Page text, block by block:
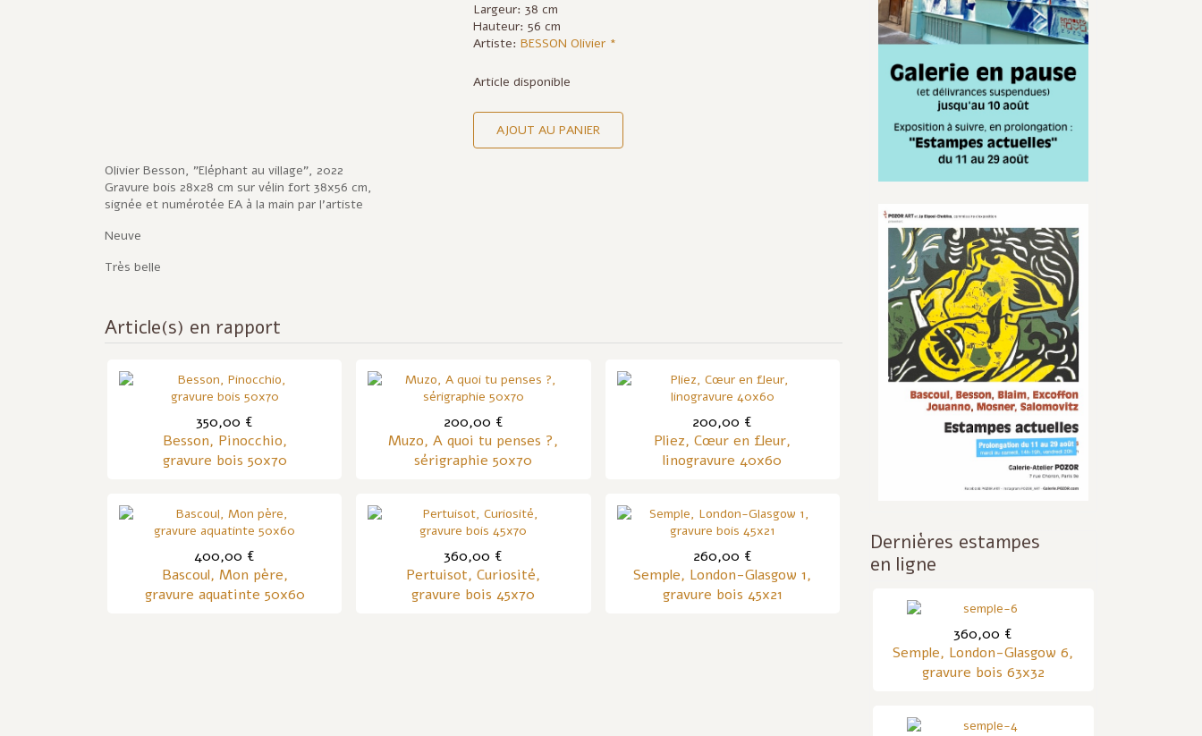
Largeur: 38 cm
Hauteur: 56 cm
Artiste:BESSON Olivier *
Article disponible
AJOUT AU PANIER
Olivier Besson, "Eléphant au village", 2022
Gravure bois 28x28 cm sur vélin fort 38x56 cm,
signée et numérotée EA à la main par l'artiste
Neuve
Très belle
Article(s) en rapport
350,00 €
Besson, Pinocchio,
gravure bois 50x70
200,00 €
Muzo, A quoi tu penses ?,
sérigraphie 50x70
200,00 €
Pliez, Cœur en fleur,
linogravure 40x60
400,00 €
Bascoul, Mon père,
gravure aquatinte 50x60
360,00 €
Pertuisot, Curiosité,
gravure bois 45x70
260,00 €
Semple, London-Glasgow 1,
gravure bois 45x21
Dernières estampes
en ligne
360,00 €
Semple, London-Glasgow 6,
gravure bois 63x32